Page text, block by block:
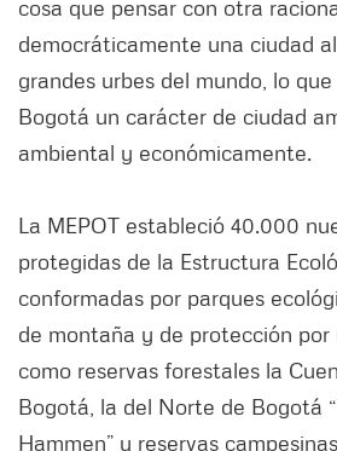
cosa que pensar con otra
democráticamente una ciudad
grandes urbes del mundo, lo
Bogotá un carácter de ciudad
ambiental y económicamente.
La MEPOT estableció 40.000
protegidas de la Estructura
conformadas por parques
de montaña y de protección por
como reservas forestales la
Bogotá, la del Norte de Bogotá
Hammen” y reservas